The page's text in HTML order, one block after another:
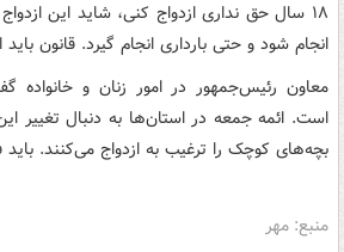
۱۸ سال حق نداری ازدواج کنی، شاید این
انجام شود و حتی بارداری انجام گیرد. قانون
معاون رئیس‌جمهور در امور زنان و خانواده
است. ائمه جمعه در استان‌ها به دنبال تغییر
بچه‌های کوچک را ترغیب به ازدواج می‌کنند.
منبع: مهر